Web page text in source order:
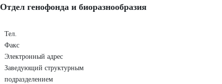
Отдел генофонда и биоразнообразия
Тел.
Факс
Электронный адрес
Заведующий структурным
подразделением